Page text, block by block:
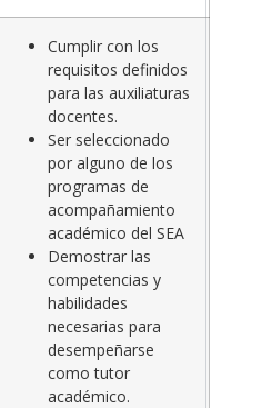
Cumplir con los
requisitos definidos
para las auxiliaturas
docentes.
Ser seleccionado
por alguno de los
programas de
acompañamiento
académico del SEA
Demostrar las
competencias y
habilidades
necesarias para
desempeñarse
como tutor
académico.